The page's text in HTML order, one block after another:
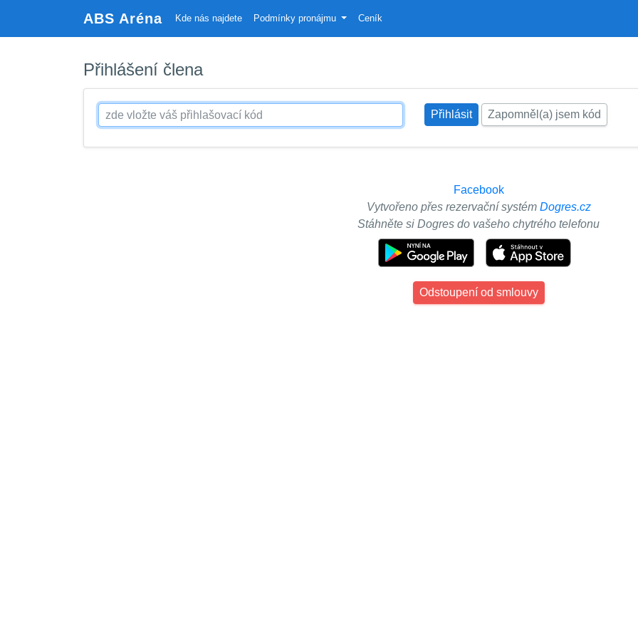
ABS Aréna Kde nás najdete Podmínky pronájmu Ceník
Přihlášení člena
Zapomněl(a) jsem kód
Facebook
Vytvořeno přes rezervační systém Dogres.cz
Stáhněte si Dogres do vašeho chytrého telefonu
Odstoupení od smlouvy